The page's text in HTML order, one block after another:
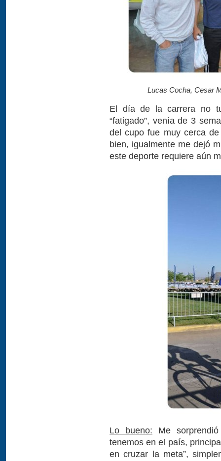
Lucas Cocha, Cesar
El día de la carrera no
“fatigado”, venía de 3
del cupo fue muy cerca
bien, igualmente me dejó
este deporte requiere aún
Lo bueno: Me
tenemos en el país,
en cruzar la meta”,